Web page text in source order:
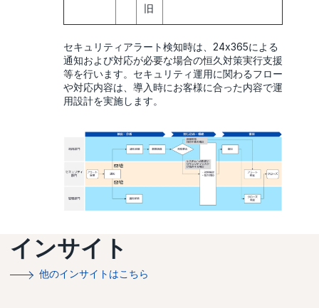
旧
セキュリティアラート検知時は、24x365による
通知および対応が必要な場合の恒久対策実行支援
等を行います。セキュリティ運用に関わるフロー
や対応内容は、導入時にお客様に合った内容で運
用設計を実施します。
インサイト
他のインサイトはこちら